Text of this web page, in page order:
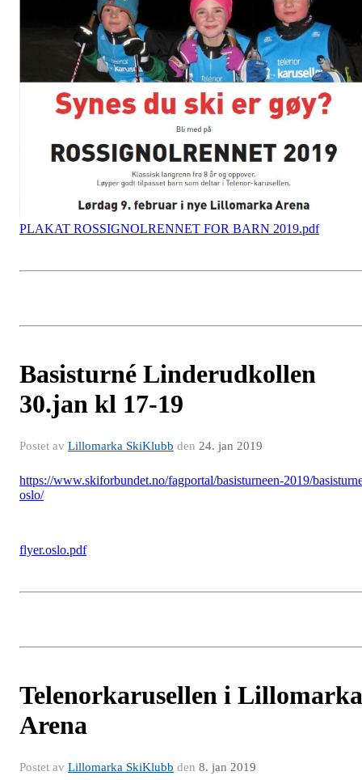
PLAKAT ROSSIGNOLRENNET FOR BARN 2019.pdf
Basisturné Linderudkollen
30.jan kl 17-19
Postet av Lillomarka SkiKlubb den 24. jan 2019
https://www.skiforbundet.no/fagportal/basisturneen-2019/
oslo/
flyer.oslo.pdf
Telenorkarusellen i Lillomarka
Arena
Postet av Lillomarka SkiKlubb den 8. jan 2019